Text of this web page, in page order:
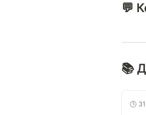
💬
📚
🕒